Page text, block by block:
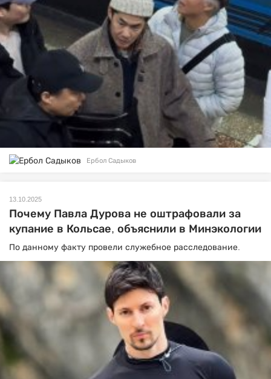
Ербол Садыков
13.10.2025
Почему Павла Дурова не оштрафовали за
купание в Кольсае, объяснили в Минэкологии
По данному факту провели служебное расследование.